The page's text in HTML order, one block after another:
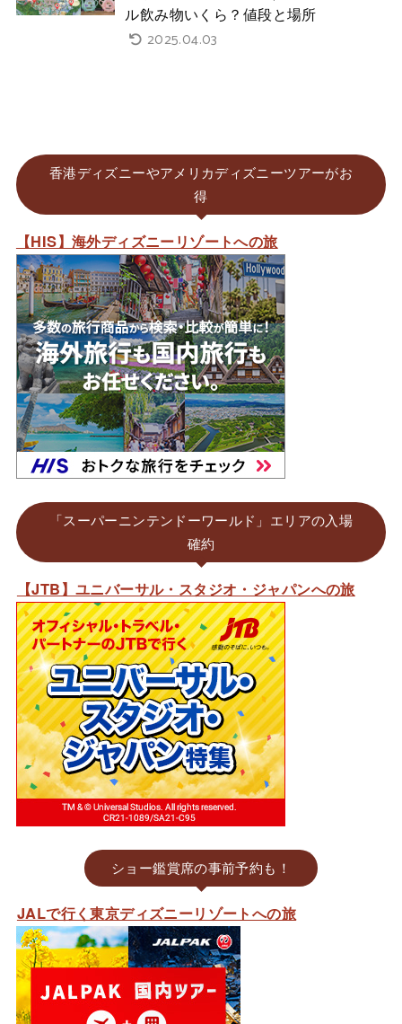
ル飲み物いくら？値段と場所
2025.04.03
香港ディズニーやアメリカディズニーツアーがお
得
【HIS】海外ディズニーリゾートへの旅
「スーパーニンテンドーワールド」エリアの入場
確約
【JTB】ユニバーサル・スタジオ・ジャパンへの旅
ショー鑑賞席の事前予約も！
JALで行く東京ディズニーリゾートへの旅